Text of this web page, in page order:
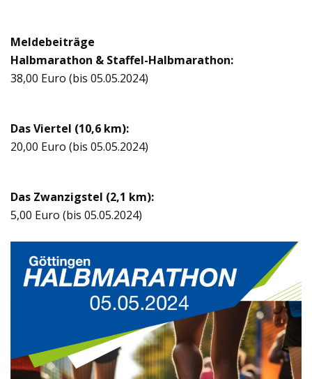
Mel­de­bei­träge
Halb­ma­ra­thon & Staf­fel-Halb­ma­ra­thon:
38,00 Euro (bis 05.05.2024)
Das Vier­tel (10,6 km):
20,00 Euro (bis 05.05.2024)
Das Zwan­zigs­tel (2,1 km):
5,00 Euro (bis 05.05.2024)